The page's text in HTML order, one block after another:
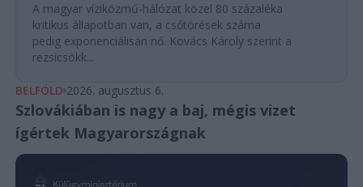
A magyar víziközmű-hálózat közel 80 százaléka
kritikus állapotban van, a csőtörések száma
pedig exponenciálisan nő. Kovács Károly szerint a
rezsicsökk...
BELFÖLD 2026. augusztus 6.
Szlovákiában is nagy a baj, mégis vizet
ígértek Magyarországnak